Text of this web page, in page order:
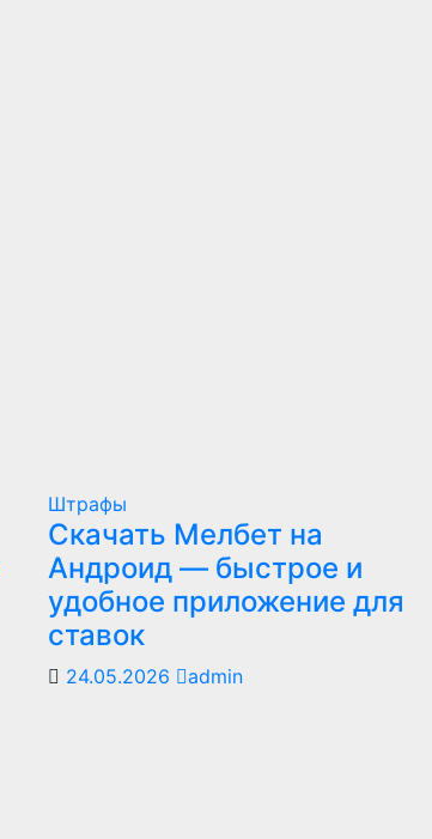
Штрафы
Скачать Мелбет на
Андроид — быстрое и
удобное приложение для
ставок
24.05.2026 admin